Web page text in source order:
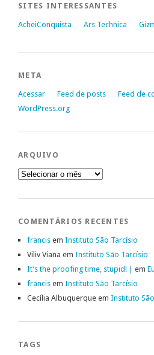
SITES INTERESSANTES
AcheiConquista Ars Technica
META
Acessar Feed de posts
Feed de
WordPress.org
ARQUIVO
Arquivo
COMENTÁRIOS RECENTES
francis em Instituto São Tarcísio
Viliv Viana em Instituto São Tarcísio
It’s the proofing time, stupid! | em
francis em Instituto São Tarcísio
Cecília Albuquerque em Instituto
TAGS